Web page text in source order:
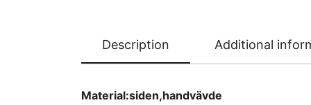
Description Additional
Material:siden,handvävde